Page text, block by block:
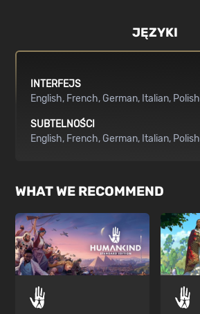
JĘZYKI
INTERFEJS
English French German Italian Polish
SUBTELNOŚCI
English French German Italian Polish
WHAT WE RECOMMEND